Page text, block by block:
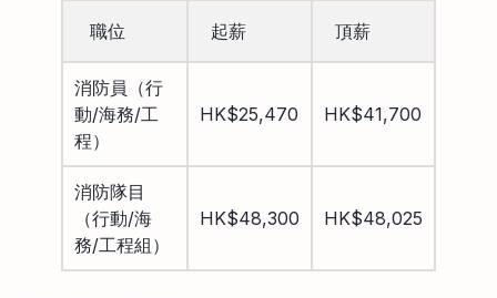
職位 起薪 頂薪
消防員（行
動/海務/工
程）
HK$25,470 HK$41,700
消防隊目
（行動/海
務/工程組）
HK$48,300 HK$48,025